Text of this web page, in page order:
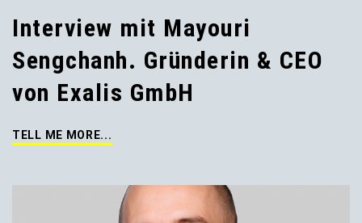
Interview mit Mayouri
Sengchanh. Gründerin & CEO
von Exalis GmbH
TELL ME MORE...